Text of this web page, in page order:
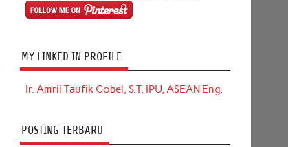
MY LINKED IN PROFILE
Ir. Amril Taufik Gobel, S.T, IPU, ASEAN Eng.
POSTING TERBARU